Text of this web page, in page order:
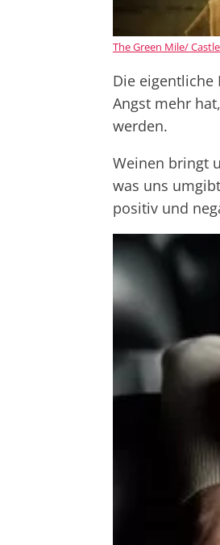
The Green Mile/
Die eigentliche
Angst mehr
werden.
Weinen bringt
was uns
positiv und